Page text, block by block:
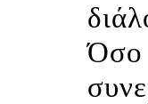
Όσο